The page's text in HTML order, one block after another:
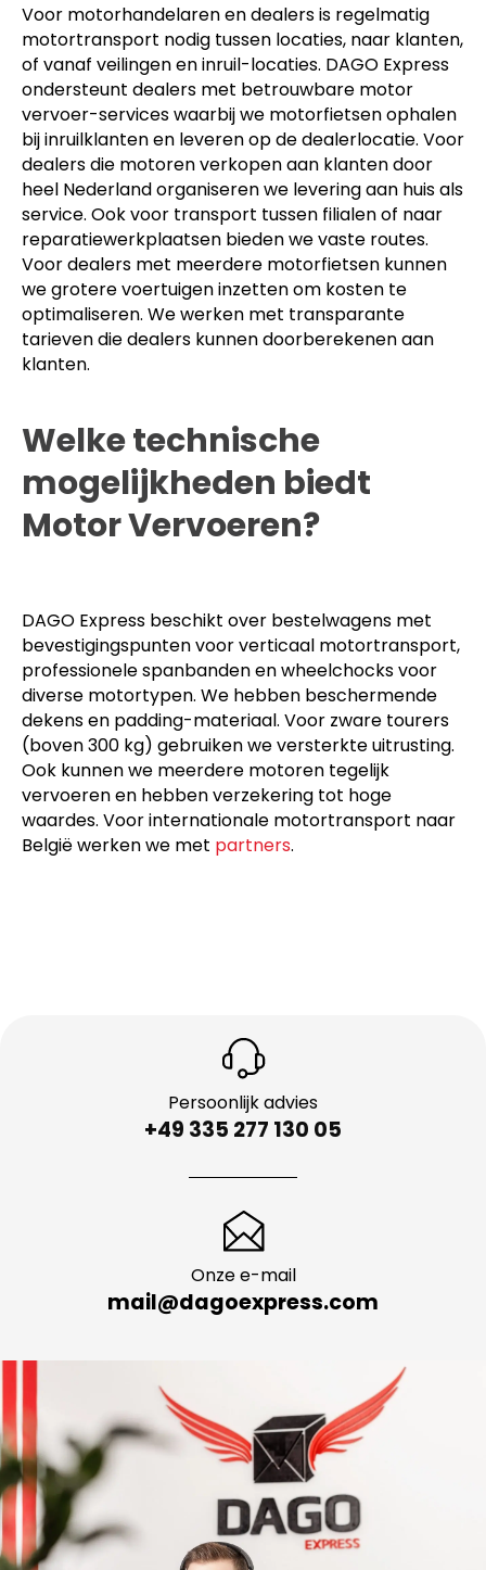
Voor motorhandelaren en dealers is regelmatig
motortransport nodig tussen locaties, naar klanten,
of vanaf veilingen en inruil-locaties. DAGO Express
ondersteunt dealers met betrouwbare motor
vervoer-services waarbij we motorfietsen ophalen
bij inruilklanten en leveren op de dealerlocatie. Voor
dealers die motoren verkopen aan klanten door
heel Nederland organiseren we levering aan huis als
service. Ook voor transport tussen filialen of naar
reparatiewerkplaatsen bieden we vaste routes.
Voor dealers met meerdere motorfietsen kunnen
we grotere voertuigen inzetten om kosten te
optimaliseren. We werken met transparante
tarieven die dealers kunnen doorberekenen aan
klanten.
Welke technische
mogelijkheden biedt
Motor Vervoeren?
DAGO Express beschikt over bestelwagens met
bevestigingspunten voor verticaal motortransport,
professionele spanbanden en wheelchocks voor
diverse motortypen. We hebben beschermende
dekens en padding-materiaal. Voor zware tourers
(boven 300 kg) gebruiken we versterkte uitrusting.
Ook kunnen we meerdere motoren tegelijk
vervoeren en hebben verzekering tot hoge
waardes. Voor internationale motortransport naar
België werken we met partners.
Persoonlijk advies
+49 335 277 130 05
Onze e-mail
mail@dagoexpress.com